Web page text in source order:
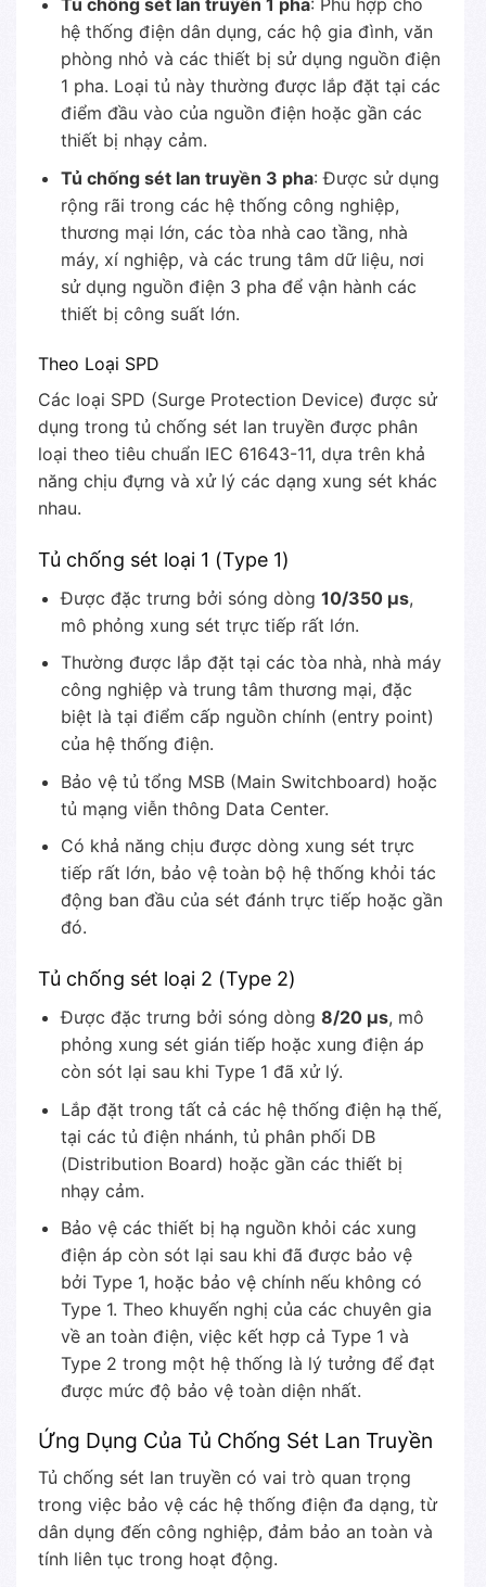
Tủ chống sét lan truyền 1 pha: Phù hợp cho
hệ thống điện dân dụng, các hộ gia đình, văn
phòng nhỏ và các thiết bị sử dụng nguồn điện
1 pha. Loại tủ này thường được lắp đặt tại các
điểm đầu vào của nguồn điện hoặc gần các
thiết bị nhạy cảm.
Tủ chống sét lan truyền 3 pha: Được sử dụng
rộng rãi trong các hệ thống công nghiệp,
thương mại lớn, các tòa nhà cao tầng, nhà
máy, xí nghiệp, và các trung tâm dữ liệu, nơi
sử dụng nguồn điện 3 pha để vận hành các
thiết bị công suất lớn.
Theo Loại SPD
Các loại SPD (Surge Protection Device) được sử
dụng trong tủ chống sét lan truyền được phân
loại theo tiêu chuẩn IEC 61643-11, dựa trên khả
năng chịu đựng và xử lý các dạng xung sét khác
nhau.
Tủ chống sét loại 1 (Type 1)
Được đặc trưng bởi sóng dòng 10/350 µs,
mô phỏng xung sét trực tiếp rất lớn.
Thường được lắp đặt tại các tòa nhà, nhà máy
công nghiệp và trung tâm thương mại, đặc
biệt là tại điểm cấp nguồn chính (entry point)
của hệ thống điện.
Bảo vệ tủ tổng MSB (Main Switchboard) hoặc
tủ mạng viễn thông Data Center.
Có khả năng chịu được dòng xung sét trực
tiếp rất lớn, bảo vệ toàn bộ hệ thống khỏi tác
động ban đầu của sét đánh trực tiếp hoặc gần
đó.
Tủ chống sét loại 2 (Type 2)
Được đặc trưng bởi sóng dòng 8/20 µs, mô
phỏng xung sét gián tiếp hoặc xung điện áp
còn sót lại sau khi Type 1 đã xử lý.
Lắp đặt trong tất cả các hệ thống điện hạ thế,
tại các tủ điện nhánh, tủ phân phối DB
(Distribution Board) hoặc gần các thiết bị
nhạy cảm.
Bảo vệ các thiết bị hạ nguồn khỏi các xung
điện áp còn sót lại sau khi đã được bảo vệ
bởi Type 1, hoặc bảo vệ chính nếu không có
Type 1. Theo khuyến nghị của các chuyên gia
về an toàn điện, việc kết hợp cả Type 1 và
Type 2 trong một hệ thống là lý tưởng để đạt
được mức độ bảo vệ toàn diện nhất.
Ứng Dụng Của Tủ Chống Sét Lan Truyền
Tủ chống sét lan truyền có vai trò quan trọng
trong việc bảo vệ các hệ thống điện đa dạng, từ
dân dụng đến công nghiệp, đảm bảo an toàn và
tính liên tục trong hoạt động.